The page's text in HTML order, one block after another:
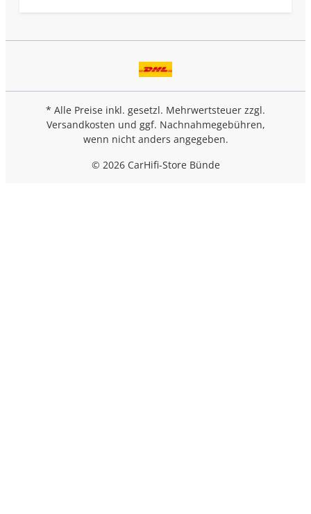
* Alle Preise inkl. gesetzl. Mehrwertsteuer zzgl.
Versandkosten und ggf. Nachnahmegebühren,
wenn nicht anders angegeben.
© 2026 CarHifi-Store Bünde